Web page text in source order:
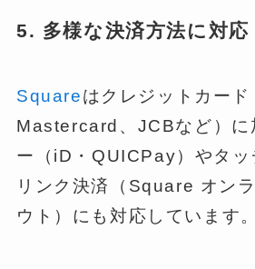
5. 多様な決済方法に対応
Squareはクレジットカード
Mastercard、JCBなど）に
ー（iD・QUICPay）やタッ
リンク決済（Square オン
ウト）にも対応しています。